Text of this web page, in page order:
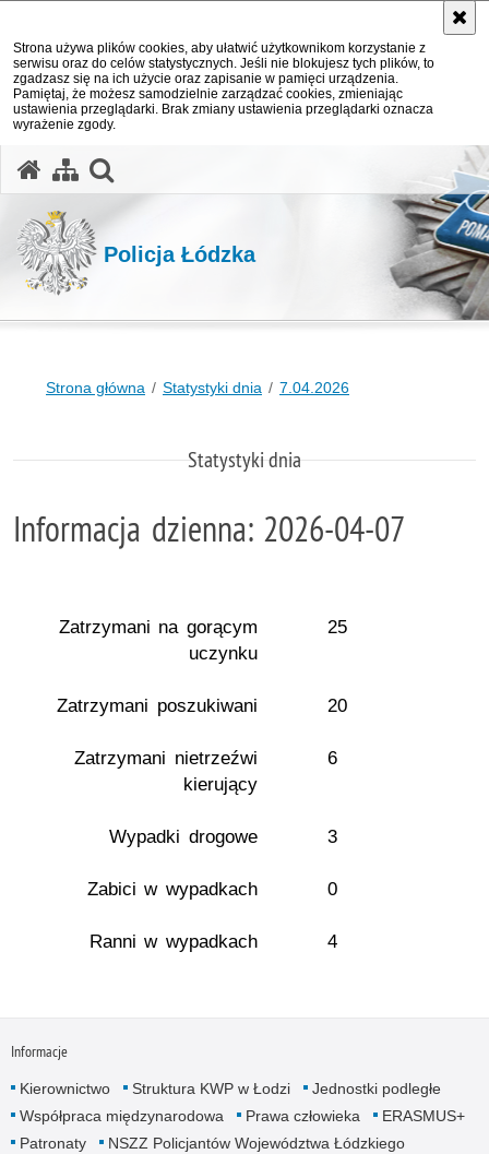
Strona używa plików cookies, aby ułatwić użytkownikom korzystanie z
serwisu oraz do celów statystycznych. Jeśli nie blokujesz tych plików, to
zgadzasz się na ich użycie oraz zapisanie w pamięci urządzenia.
Pamiętaj, że możesz samodzielnie zarządzać cookies, zmieniając
ustawienia przeglądarki. Brak zmiany ustawienia przeglądarki oznacza
wyrażenie zgody.
Policja Łódzka
Strona główna Statystyki dnia 7.04.2026
Statystyki dnia
Informacja dzienna: 2026-04-07
Zatrzymani na gorącym
uczynku
25
Zatrzymani poszukiwani 20
Zatrzymani nietrzeźwi
kierujący
6
Wypadki drogowe 3
Zabici w wypadkach 0
Ranni w wypadkach 4
Informacje
Kierownictwo Struktura KWP w Łodzi
Jednostki podległe
Współpraca międzynarodowa
Prawa człowieka
ERASMUS+
Patronaty
NSZZ Policjantów Województwa Łódzkiego